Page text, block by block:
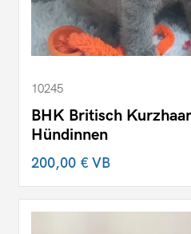
10245
BHK Britisch
Hündinnen
200,00 €VB